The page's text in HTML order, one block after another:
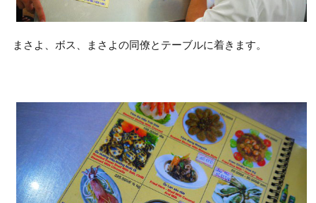
まさよ、ボス、まさよの同僚とテーブルに着きます。